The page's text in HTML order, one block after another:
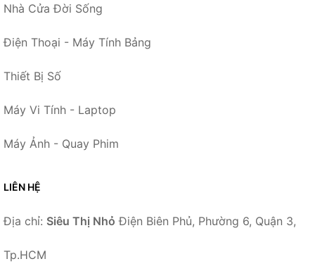
Nhà Cửa Đời Sống
Điện Thoại - Máy Tính Bảng
Thiết Bị Số
Máy Vi Tính - Laptop
Máy Ảnh - Quay Phim
LIÊN HỆ
Địa chỉ: Siêu Thị Nhỏ Điện Biên Phủ, Phường 6, Quận 3,
Tp.HCM